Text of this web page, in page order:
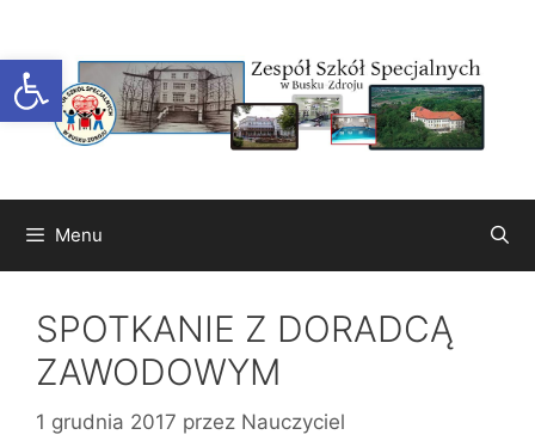
Otwórz pasek narzędzi
treści
Menu
SPOTKANIE Z DORADCĄ
ZAWODOWYM
1 grudnia 2017 przez Nauczyciel